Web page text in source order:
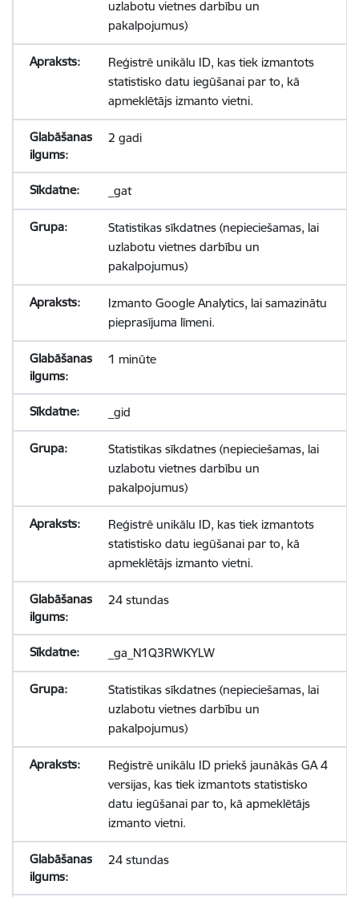
uzlabotu vietnes darbību un
pakalpojumus)
Reģistrē unikālu ID, kas tiek izmantots
statistisko datu iegūšanai par to, kā
apmeklētājs izmanto vietni.
2 gadi
_gat
Statistikas sīkdatnes (nepieciešamas, lai
uzlabotu vietnes darbību un
pakalpojumus)
Izmanto Google Analytics, lai samazinātu
pieprasījuma līmeni.
1 minūte
_gid
Statistikas sīkdatnes (nepieciešamas, lai
uzlabotu vietnes darbību un
pakalpojumus)
Reģistrē unikālu ID, kas tiek izmantots
statistisko datu iegūšanai par to, kā
apmeklētājs izmanto vietni.
24 stundas
_ga_N1Q3RWKYLW
Statistikas sīkdatnes (nepieciešamas, lai
uzlabotu vietnes darbību un
pakalpojumus)
Reģistrē unikālu ID priekš jaunākās GA 4
versijas, kas tiek izmantots statistisko
datu iegūšanai par to, kā apmeklētājs
izmanto vietni.
24 stundas